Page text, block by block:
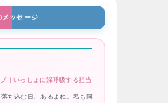
ッセージ
｜いっしょに深呼吸する担当
ち込む日、あるよね。私も同